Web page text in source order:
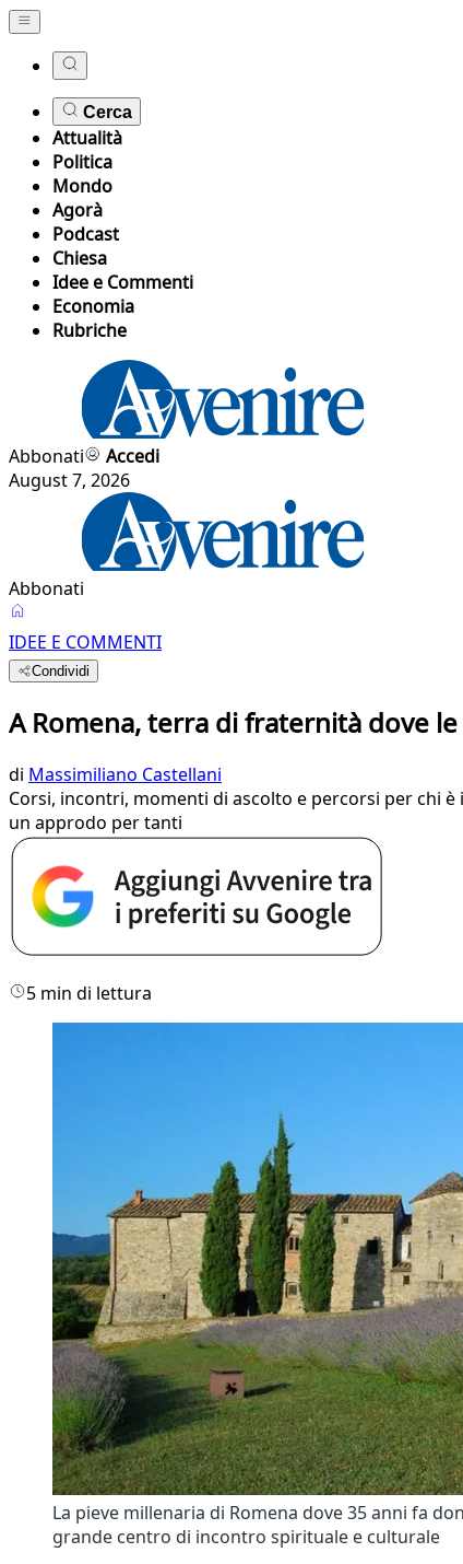
Cerca
Attualità
Politica
Mondo
Agorà
Podcast
Chiesa
Idee e Commenti
Economia
Rubriche
Abbonati
Accedi
August 7, 2026
Abbonati
IDEE E COMMENTI
Condividi
A Romena, terra di fraternità dove
di Massimiliano Castellani
Corsi, incontri, momenti di ascolto e percorsi per chi
un approdo per tanti
5 min di lettura
La pieve millenaria di Romena dove 35 anni fa
grande centro di incontro spirituale e culturale